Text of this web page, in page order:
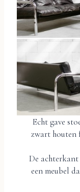
Echt gave
zwart houten
De
een meubel